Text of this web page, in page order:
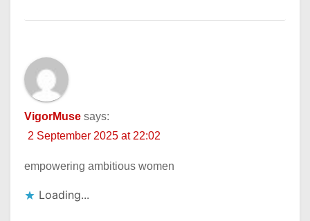
VigorMuse says:
2 September 2025 at 22:02
empowering ambitious women
Loading...